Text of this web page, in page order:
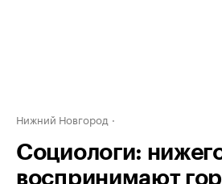
Нижний Новгород
Социологи:
воспринимают